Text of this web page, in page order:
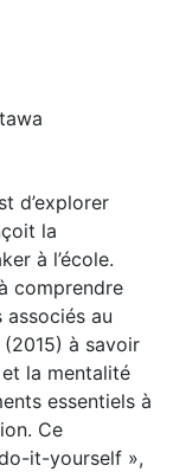
d’explorer
la
à l’école.
comprendre
au
à savoir
la mentalité
essentiels à
Ce
it-yourself »,